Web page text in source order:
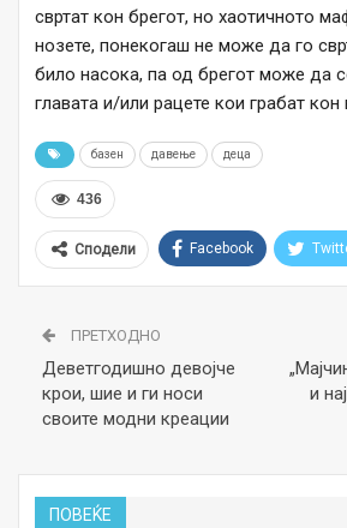
свртат кон брегот, но хаотичното
нозете, понекогаш не може да го
било насока, па од брегот може да
главата и/или рацете кои грабат кон
базен давење деца
436
Сподели Facebook
ПРЕТХОДНО
Деветгодишно девојче
крои, шие и ги носи
своите модни креации
и
ПОВЕЌЕ